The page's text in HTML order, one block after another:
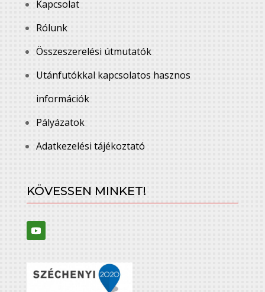
Kapcsolat
Rólunk
Összeszerelési útmutatók
Utánfutókkal kapcsolatos hasznos
információk
Pályázatok
Adatkezelési tájékoztató
KÖVESSEN MINKET!